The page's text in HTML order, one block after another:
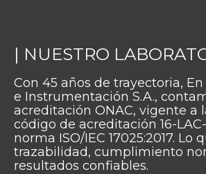
| N U ESTRO LABORAT
Con 45 años de trayectoria, En
e Instrumentación S.A.,
acreditación ONAC, vigente a
código de acreditación 16-
norma ISO/IEC 17025:2017. Lo
trazabilidad, cumplimiento
resultados confiables.